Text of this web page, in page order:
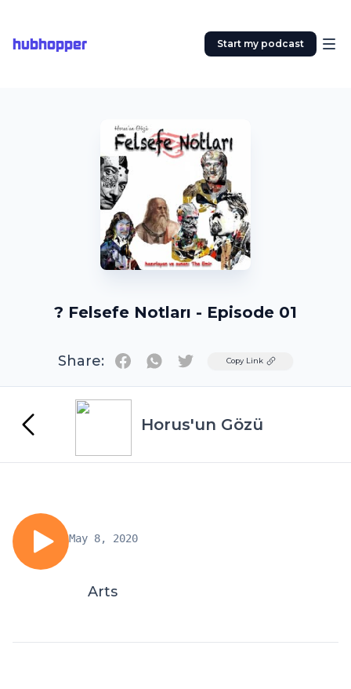
hubhopper Start my podcast
? Felsefe Notları - Episode 01
Share: TwitterCopy Link
Horus'un Gözü
May 8, 2020
Arts